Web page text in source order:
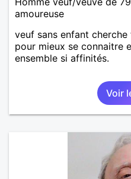
amoureuse
veuf sans enfant
pour mieux se connaitre
ensemble si affinités.
Voir